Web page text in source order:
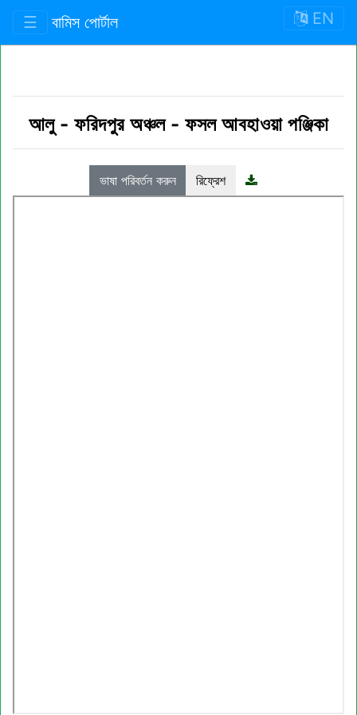
☰ বামিস পোর্টাল EN
আলু - ফরিদপুর অঞ্চল- ফসল আবহাওয়া পঞ্জিকা
ভাষা পরিবর্তন করুন রিফ্রেশ